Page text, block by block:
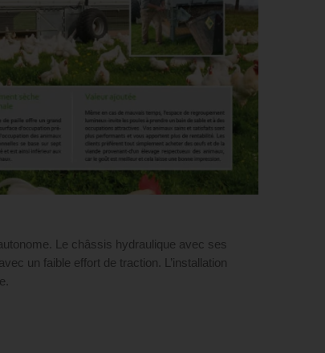
Le châssis hydraulique avec ses
un faible effort de traction. L’installation